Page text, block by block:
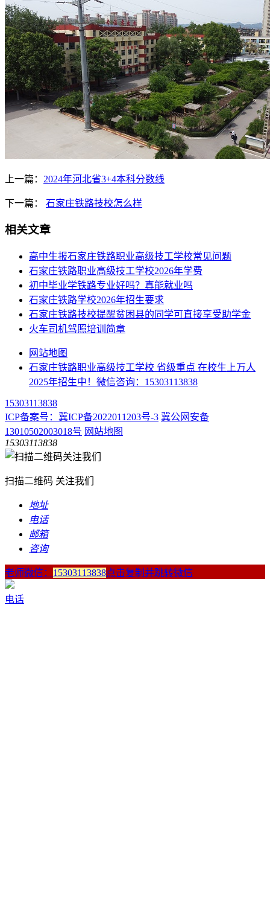
上一篇： 2024年河北省3+4本科分数线
下一篇： 石家庄铁路技校怎么样
相关文章
高中生报石家庄铁路职业高级技工学校常见问题
石家庄铁路职业高级技工学校2026年学费
初中毕业学铁路专业好吗？真能就业吗
石家庄铁路学校2026年招生要求
石家庄铁路技校提醒贫困县的同学可直接享受助学金
火车司机驾照培训简章
网站地图
石家庄铁路职业高级技工学校 省级重点 在校生上万人
2025年招生中！微信咨询：15303113838
15303113838
ICP备案号：冀ICP备2022011203号-3 冀公网安备
13010502003018号 网站地图
15303113838
扫描二维码 关注我们
地址
电话
邮箱
咨询
老师微信： 15303113838点击复制并跳转微信
电话